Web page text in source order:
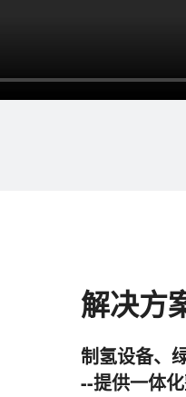
解决方
制氢设备、
--提供一体